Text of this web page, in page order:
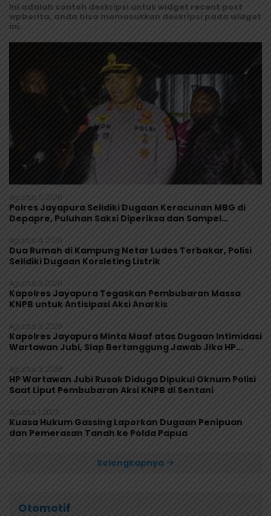
Ini adalah contoh deskripsi untuk widget recent post
wpberita, anda bisa memasukkan deskripsi pada widget
ini.
Agustus 5, 2026
Polres Jayapura Selidiki Dugaan Keracunan MBG di
Depapre, Puluhan Saksi Diperiksa dan Sampel
Agustus 4, 2026
Dua Rumah di Kampung Netar Ludes Terbakar, Polisi
Selidiki Dugaan Korsleting Listrik
Agustus 3, 2026
Kapolres Jayapura Tegaskan Pembubaran Massa
KNPB untuk Antisipasi Aksi Anarkis
Agustus 3, 2026
Kapolres Jayapura Minta Maaf atas Dugaan Intimidasi
Wartawan Jubi, Siap Bertanggung Jawab Jika HP
Agustus 3, 2026
HP Wartawan Jubi Rusak Diduga Dipukul Oknum Polisi
Saat Liput Pembubaran Aksi KNPB di Sentani
Agustus 1, 2026
Kuasa Hukum Gassing Laporkan Dugaan Penipuan
dan Pemerasan Tanah ke Polda Papua
Selengkapnya
Otomotif